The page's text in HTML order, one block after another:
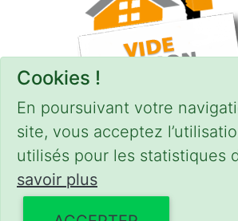
Cookies !
En poursuivant votre
site, vous acceptez
utilisés pour les statistiques
savoir plus
CONDITIONS-